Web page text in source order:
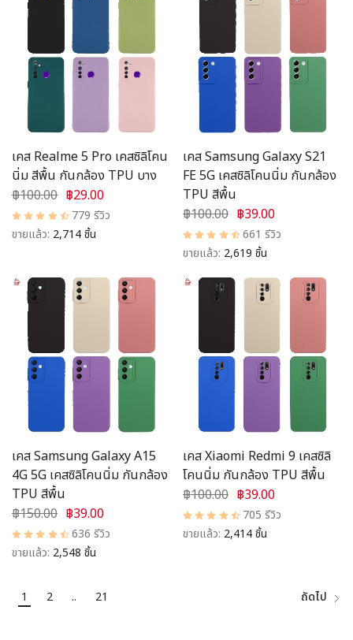
เคส Realme 5 Pro เคสซิลิโคน
นิ่ม สีพื้น กันกล้อง TPU บาง
฿100.00 ฿29.00
779 รีวิว
ขายแล้ว: 2,714 ชิ้น
เคส Samsung Galaxy S21
FE 5G เคสซิลิโคนนิ่ม กันกล้อง
TPU สีพื้น
฿100.00 ฿39.00
661 รีวิว
ขายแล้ว: 2,619 ชิ้น
เคส Samsung Galaxy A15
4G 5G เคสซิลิโคนนิ่ม กันกล้อง
TPU สีพื้น
฿150.00 ฿39.00
636 รีวิว
ขายแล้ว: 2,548 ชิ้น
เคส Xiaomi Redmi 9 เคสซิลิ
โคนนิ่ม กันกล้อง TPU สีพื้น
฿100.00 ฿39.00
705 รีวิว
ขายแล้ว: 2,414 ชิ้น
1 2 .. 21 ถัดไป